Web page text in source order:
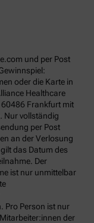
und per Post
oder die Karte in
Healthcare
Frankfurt mit
Nur vollständig
per Post
an der Verlosung
das Datum des
Der
ist nur unmittelbar
Pro Person ist nur
der